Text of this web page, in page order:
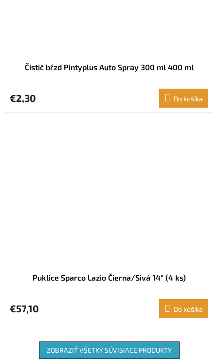
Čistič bŕzd Pintyplus Auto Spray 300 ml 400 ml
€2,30 Do košíka
Puklice Sparco Lazio Čierna/Sivá 14" (4 ks)
€57,10 Do košíka
ZOBRAZIŤ VŠETKY SÚVISIACE PRODUKTY